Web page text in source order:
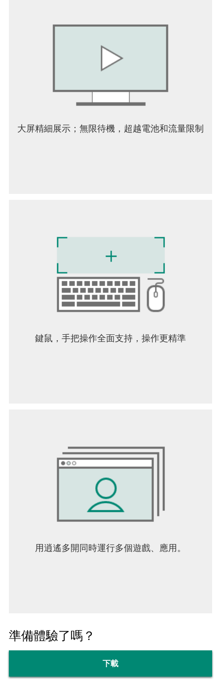
大屏精細展示；無限待機，超越電池和流量限制
鍵鼠，手把操作全面支持，操作更精準
用逍遙多開同時運行多個遊戲、應用。
準備體驗了嗎？
下載